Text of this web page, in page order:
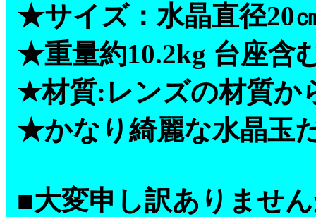
★サイズ：水晶直径20
★重量約10.2kg 台座含
★材質:レンズの材質か
★かなり綺麗な水晶玉
■大変申し訳ありませ